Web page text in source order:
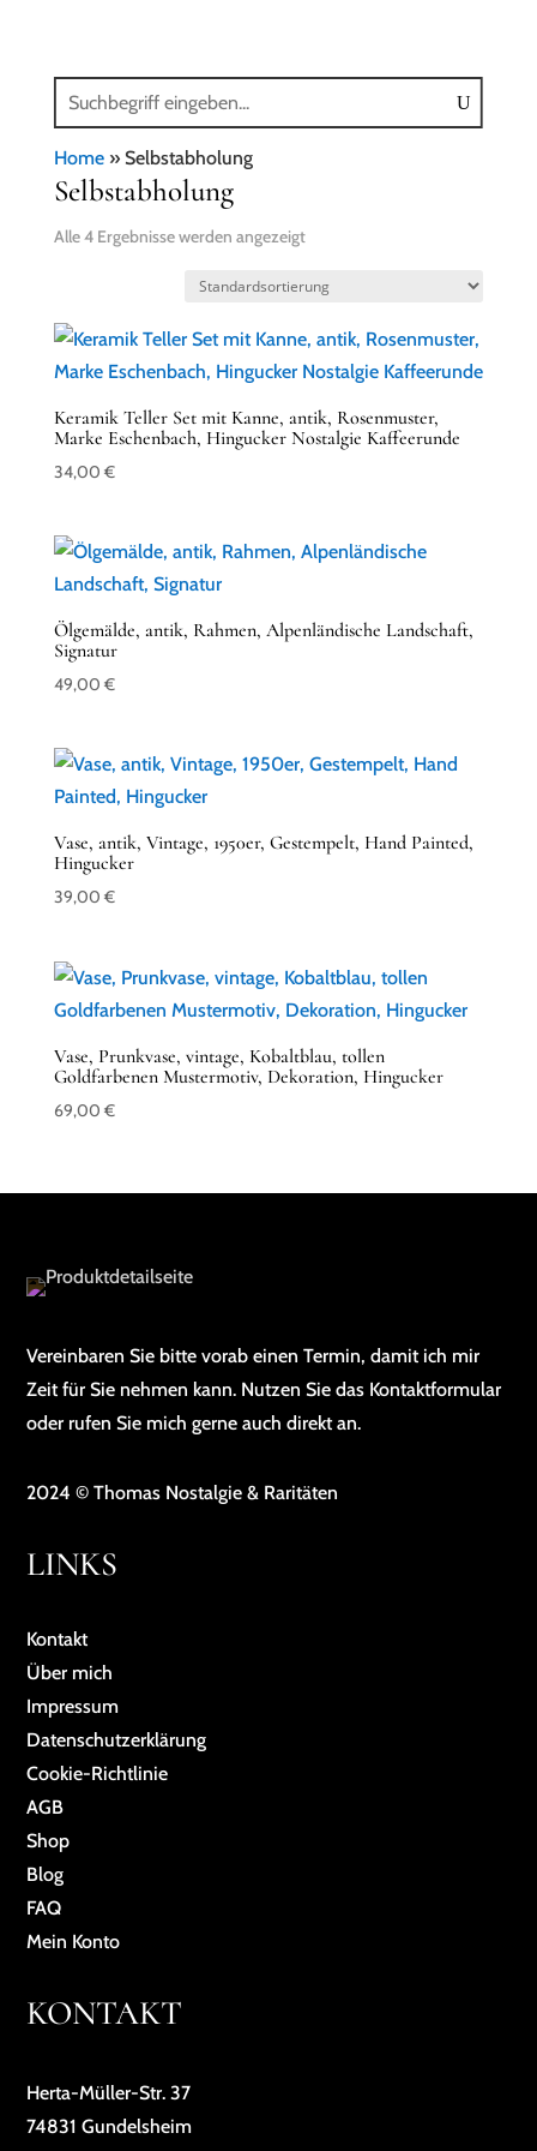
Home» Selbstabholung
Selbstabholung
Alle 4 Ergebnisse werden angezeigt
Keramik Teller Set mit Kanne, antik, Rosenmuster,
Marke Eschenbach, Hingucker Nostalgie Kaffeerunde
34,00 €
Ölgemälde, antik, Rahmen, Alpenländische Landschaft,
Signatur
49,00 €
Vase, antik, Vintage, 1950er, Gestempelt, Hand Painted,
Hingucker
39,00 €
Vase, Prunkvase, vintage, Kobaltblau, tollen
Goldfarbenen Mustermotiv, Dekoration, Hingucker
69,00 €
Vereinbaren Sie bitte vorab einen Termin, damit ich mir
Zeit für Sie nehmen kann. Nutzen Sie das Kontaktformular
oder rufen Sie mich gerne auch direkt an.
2024 © Thomas Nostalgie & Raritäten
LINKS
Kontakt
Über mich
Impressum
Da­ten­schutz­er­klä­rung
Cookie-Richtlinie
AGB
Shop
Blog
FAQ
Mein Konto
KONTAKT
Herta-Müller-Str. 37
74831 Gundelsheim